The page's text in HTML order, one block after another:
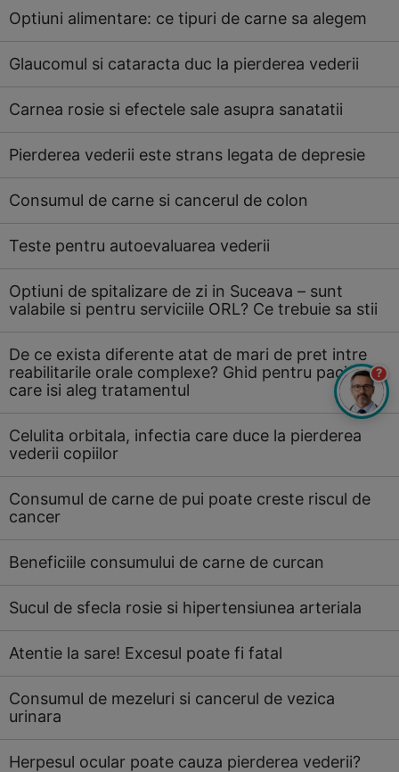
Optiuni alimentare: ce tipuri de carne sa alegem
Glaucomul si cataracta duc la pierderea vederii
Carnea rosie si efectele sale asupra sanatatii
Pierderea vederii este strans legata de depresie
Consumul de carne si cancerul de colon
Teste pentru autoevaluarea vederii
Optiuni de spitalizare de zi in Suceava – sunt
valabile si pentru serviciile ORL? Ce trebuie sa stii
De ce exista diferente atat de mari de pret intre
reabilitarile orale complexe? Ghid pentru pacientii
care isi aleg tratamentul
Celulita orbitala, infectia care duce la pierderea
vederii copiilor
Consumul de carne de pui poate creste riscul de
cancer
Beneficiile consumului de carne de curcan
Sucul de sfecla rosie si hipertensiunea arteriala
Atentie la sare! Excesul poate fi fatal
Consumul de mezeluri si cancerul de vezica
urinara
Herpesul ocular poate cauza pierderea vederii?
?